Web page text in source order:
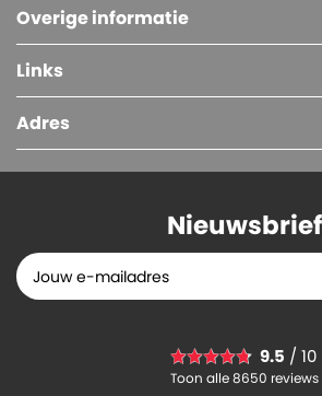
Overige informatie
Links
Adres
Nieuwsbrief
9.5 / 10
Toon alle 8650 reviews